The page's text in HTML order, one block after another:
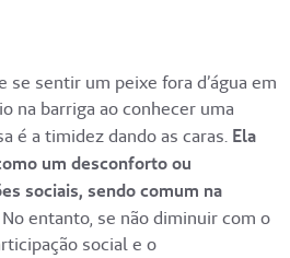
se sentir um peixe fora d’água em
na barriga ao conhecer uma
é a timidez dando as caras. Ela
um desconforto ou
sociais, sendo comum na
No entanto, se não diminuir com o
social e o